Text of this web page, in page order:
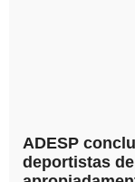
ADESP
deportistas